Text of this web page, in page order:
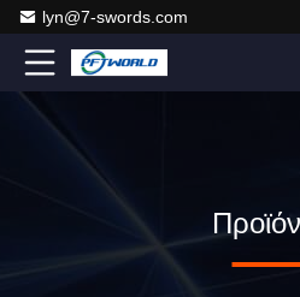
lyn@7-swords.com